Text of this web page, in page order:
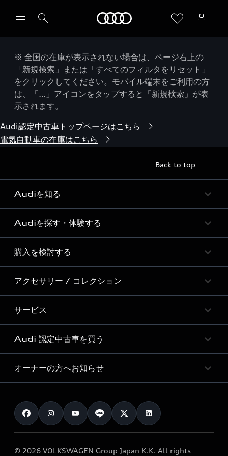
※ 全国の在庫が表示されない場合は、ページ右上の
「新規検索」または「すべてのフィルタをリセット」
をクリックしてください。モバイル端末をご利用の方
は、「…」アイコンをタップすると「新規検索」が表
示されます。
Audi認定中古車トップページはこちら
電気自動車の在庫はこちら
Back to top
Audiを知る
Audi ブランド
Story of Progress
Audi Sport
Formula 1®
デジタルサービス
Audiを探す・体験する
ディーラー検索
新車在庫検索
試乗車・展示車検索
見積り依頼
試乗予約
購入を検討する
モデル一覧
特別仕様モデル / 限定モデル
e-tronラインアップ
価格シミュレーション
車両比較
カタログ一覧
アクセサリー / コレクション
純正アクセサリー
オンラインショップ
Audi collection
アウディナビアプリ
サービス
サービス入庫予約
サービスプログラム
メンテナンス
車検 / 定期点検
e-tronアフターサポート
Audi 認定中古車を買う
Audi認定中古車
クオリティ
保証
メンテナンス
オーナーの方へお知らせ
お知らせ
オーナー様向けキャンペーン
© 2026 VOLKSWAGEN Group Japan K.K. All rights